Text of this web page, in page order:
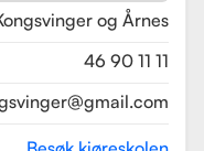
og Årnes
46 90 11 11